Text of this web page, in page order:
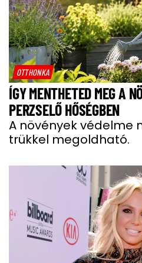
OTTHONKA
ÍGY MENTHETED MEG A
PERZSELŐ HŐSÉGBEN
A növények védelme
trükkel megoldható.